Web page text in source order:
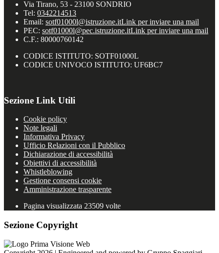
Via Tirano, 53 - 23100 SONDRIO
Tel: 0342214513
Email: sotf01000l@istruzione.itLink per inviare una mail
PEC: sotf01000l@pec.istruzione.itLink per inviare una mail
C.F.: 80000760142
CODICE ISTITUTO: SOTF01000L
CODICE UNIVOCO ISTITUTO: UF6BC7
Sezione Link Utili
Cookie policy
Note legali
Informativa Privacy
Ufficio Relazioni con il Pubblico
Dichiarazione di accessibilità
Obiettivi di accessibilità
Whistleblowing
Gestione consensi cookie
Amministrazione trasparente
Pagina visualizzata 23509 volte
Sezione Copyright